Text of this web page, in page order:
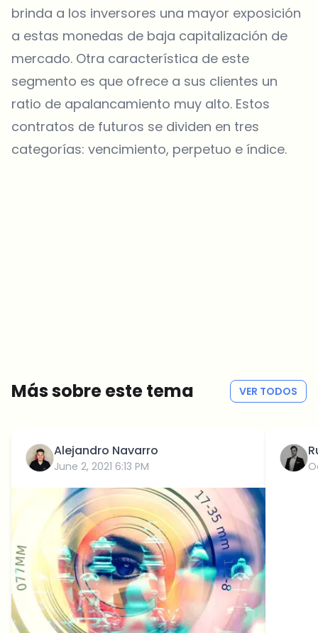
brinda a los inversores una mayor exposición
a estas monedas de baja capitalización de
mercado. Otra característica de este
segmento es que ofrece a sus clientes un
ratio de apalancamiento muy alto. Estos
contratos de futuros se dividen en tres
categorías: vencimiento, perpetuo e índice.
Más sobre este tema VER TODOS
Alejandro Navarro
June 2, 2021 6:13 PM